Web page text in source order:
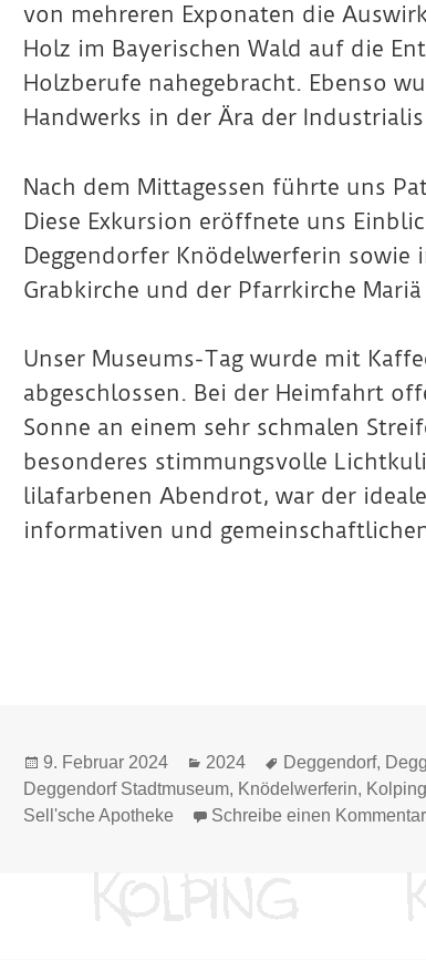
von mehreren Exponaten die
Holz im Bayerischen Wald auf die
Holzberufe nahegebracht. Ebenso
Handwerks in der Ära der
Nach dem Mittagessen führte uns
Diese Exkursion eröffnete uns
Deggendorfer Knödelwerferin sowie
Grabkirche und der Pfarrkirche
Unser Museums-Tag wurde mit
abgeschlossen. Bei der Heimfahrt
Sonne an einem sehr schmalen
besonderes stimmungsvolle
lilafarbenen Abendrot, war der
informativen und
Veröffentlicht
am
9. Februar 2024 Kategorien
2024 Schlagwörter
Deggendorf,
Deggendorf Stadtmuseum, Knödelwerferin,
Sell'sche Apotheke
Schreibe einen Kommentar